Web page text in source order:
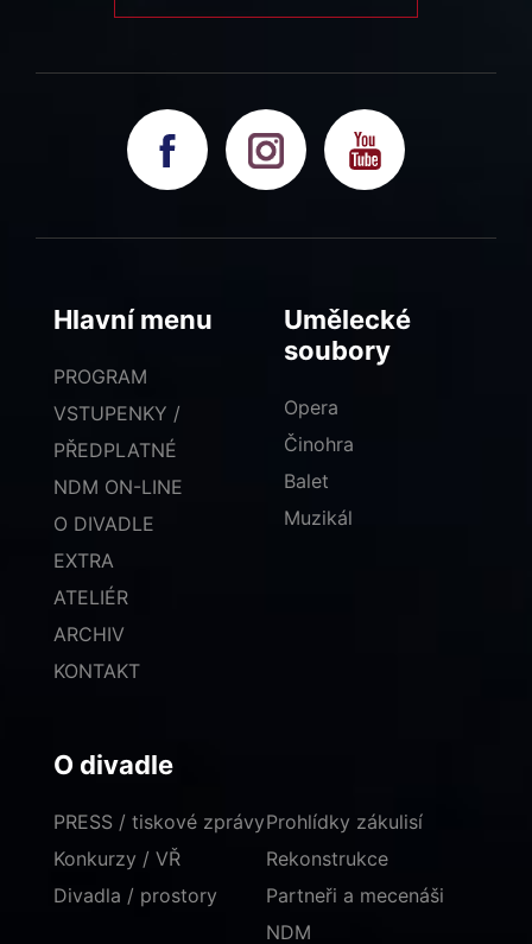
Hlavní menu
PROGRAM
VSTUPENKY /
PŘEDPLATNÉ
NDM ON-LINE
O DIVADLE
EXTRA
ATELIÉR
ARCHIV
KONTAKT
Umělecké
soubory
Opera
Činohra
Balet
Muzikál
O divadle
PRESS / tiskové zprávy
Konkurzy / VŘ
Divadla / prostory
Prohlídky zákulisí
Rekonstrukce
Partneři a mecenáši
NDM